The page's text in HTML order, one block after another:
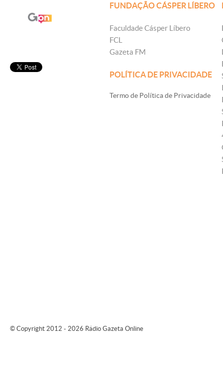
FUNDAÇÃO CÁSPER LÍBERO
Faculdade Cásper Líbero
FCL
Gazeta FM
POLÍTICA DE PRIVACIDADE
Termo de Política de Privacidade
© Copyright 2012 - 2026 Rádio Gazeta Online